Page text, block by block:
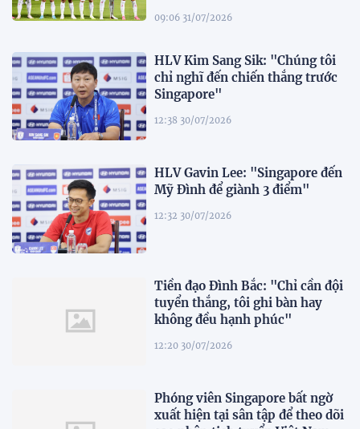
09:06 31/07/2026
HLV Kim Sang Sik: "Chúng tôi
chỉ nghĩ đến chiến thắng trước
Singapore"
12:38 30/07/2026
HLV Gavin Lee: "Singapore đến
Mỹ Đình để giành 3 điểm"
12:32 30/07/2026
Tiền đạo Đình Bắc: "Chỉ cần đội
tuyển thắng, tôi ghi bàn hay
không đều hạnh phúc"
12:20 30/07/2026
Phóng viên Singapore bất ngờ
xuất hiện tại sân tập để theo dõi